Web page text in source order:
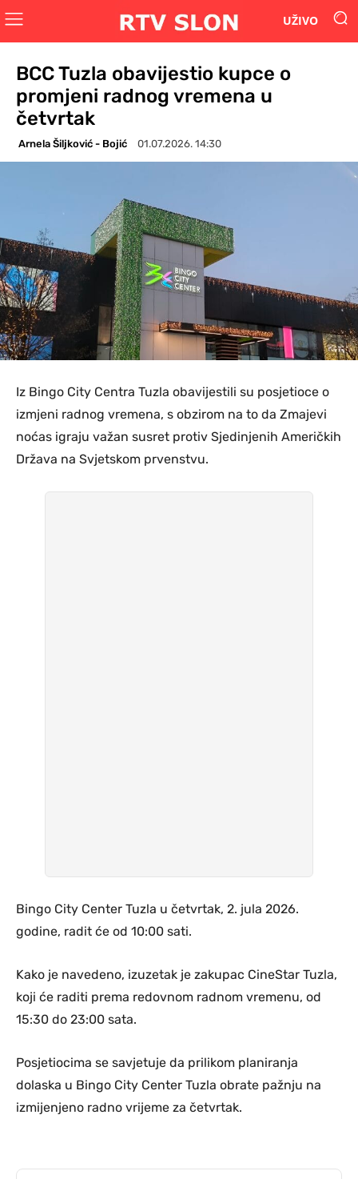
UŽIVO
BCC Tuzla obavijestio kupce o
promjeni radnog vremena u
četvrtak
Arnela Šiljković - Bojić 01.07.2026. 14:30
Iz Bingo City Centra Tuzla obavijestili su posjetioce o
izmjeni radnog vremena, s obzirom na to da Zmajevi
noćas igraju važan susret protiv Sjedinjenih Američkih
Država na Svjetskom prvenstvu.
Bingo City Center Tuzla u četvrtak, 2. jula 2026.
godine, radit će od 10:00 sati.
Kako je navedeno, izuzetak je zakupac CineStar Tuzla,
koji će raditi prema redovnom radnom vremenu, od
15:30 do 23:00 sata.
Posjetiocima se savjetuje da prilikom planiranja
dolaska u Bingo City Center Tuzla obrate pažnju na
izmijenjeno radno vrijeme za četvrtak.